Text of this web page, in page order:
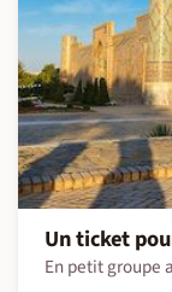
Un ticket
En petit groupe